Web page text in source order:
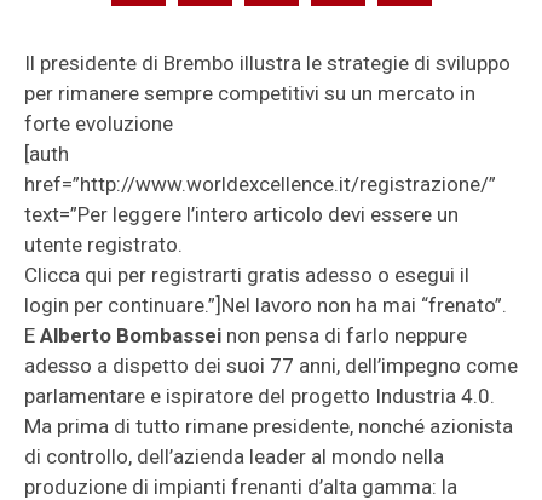
Il presidente di Brembo illustra le strategie di sviluppo
per rimanere sempre competitivi su un mercato in
forte evoluzione
[auth
href=”http://www.worldexcellence.it/registrazione/”
text=”Per leggere l’intero articolo devi essere un
utente registrato.
Clicca qui per registrarti gratis adesso o esegui il
login per continuare.”]Nel lavoro non ha mai “frenato”.
E Alberto Bombassei non pensa di farlo neppure
adesso a dispetto dei suoi 77 anni, dell’impegno come
parlamentare e ispiratore del progetto Industria 4.0.
Ma prima di tutto rimane presidente, nonché azionista
di controllo, dell’azienda leader al mondo nella
produzione di impianti frenanti d’alta gamma: la